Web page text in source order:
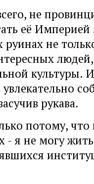
не
её Империей
не
культуры.
рукава.
потому,
- я не могу